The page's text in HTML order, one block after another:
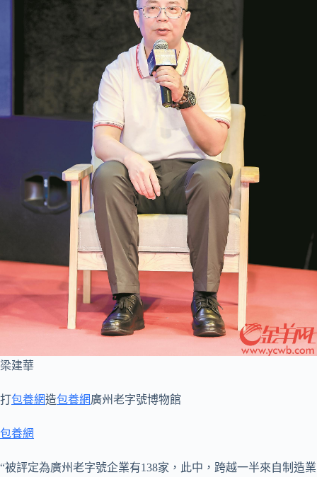
梁建華
打包養網造包養網廣州老字號博物館
包養網
“被評定為廣州老字號企業有138家，此中，跨越一半來自制造業